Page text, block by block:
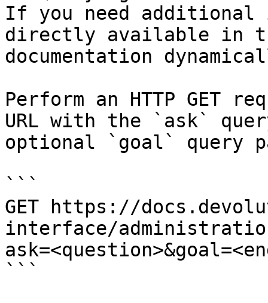
If you need
directly available in
documentation
Perform an HTTP GET
URL with the `ask`
optional `goal` query
```
GET https://
interface/
```